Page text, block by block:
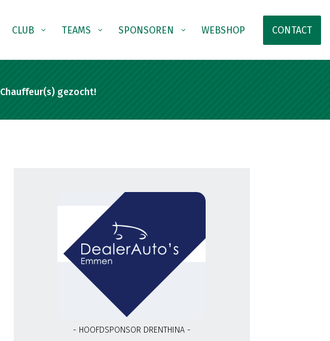
CLUB TEAMS SPONSOREN WEBSHOP CONTACT
Chauffeur(s) gezocht!
- HOOFDSPONSOR DRENTHINA -